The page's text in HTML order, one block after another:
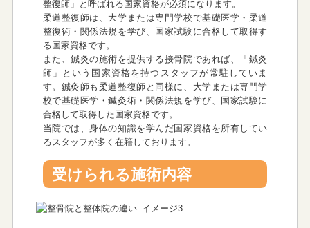
整復師」と呼ばれる国家資格が必須になります。
柔道整復師は、大学または専門学校で基礎医学・柔道
整復術・関係法規を学び、国家試験に合格して取得す
る国家資格です。
また、鍼灸の施術を提供する接骨院であれば、「鍼灸
師」という国家資格を持つスタッフが常駐していま
す。鍼灸師も柔道整復師と同様に、大学または専門学
校で基礎医学・鍼灸術・関係法規を学び、国家試験に
合格して取得した国家資格です。
当院では、身体の知識を学んだ国家資格を所有してい
るスタッフが多く在籍しております。
受けられる施術内容